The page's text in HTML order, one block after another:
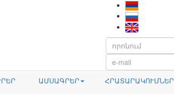
ԱՄՍԱԳՐԵՐ ՀՐԱՏԱՐԱԿՈՒՄՆԵՐ